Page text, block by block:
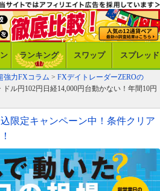
ランキング スワップ スプレッド
強力FXコラム > FXデイトレーダーZEROの
ドル円102円日経14,000円台動かない！年間10円
限定キャンペーン中！条件クリア